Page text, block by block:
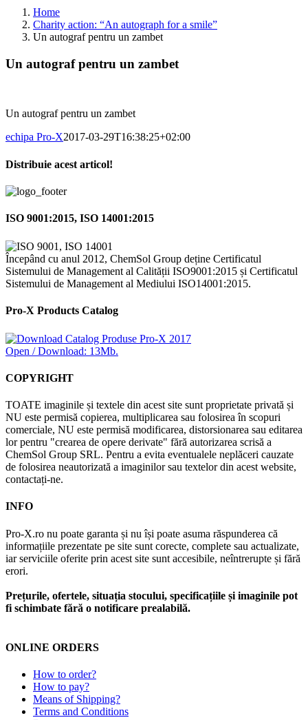
Home
Charity action: “An autograph for a smile”
Un autograf pentru un zambet
Un autograf pentru un zambet
Un autograf pentru un zambet
echipa Pro-X2017-03-29T16:38:25+02:00
Distribuie acest articol!
Facebook
X
Pinterest
Email
ISO 9001:2015, ISO 14001:2015
Începând cu anul 2012, ChemSol Group deține Certificatul
Sistemului de Management al Calității ISO9001:2015 și Certificatul
Sistemului de Management al Mediului ISO14001:2015.
Pro-X Products Catalog
Open / Download: 13Mb.
COPYRIGHT
TOATE imaginile și textele din acest site sunt proprietate privată și
NU este permisă copierea, multiplicarea sau folosirea în scopuri
comerciale, NU este permisă modificarea, distorsionarea sau editarea
lor pentru "crearea de opere derivate" fără autorizarea scrisă a
ChemSol Group SRL. Pentru a evita eventualele neplăceri cauzate
de folosirea neautorizată a imaginilor sau textelor din acest website,
contactați-ne.
INFO
Pro-X.ro nu poate garanta și nu își poate asuma răspunderea că
informațiile prezentate pe site sunt corecte, complete sau actualizate,
iar serviciile oferite prin acest site sunt accesibile, neîntrerupte și fără
erori.
Prețurile, ofertele, situația stocului, specificațiile și imaginile pot
fi schimbate fără o notificare prealabilă.
ONLINE ORDERS
How to order?
How to pay?
Means of Shipping?
Terms and Conditions